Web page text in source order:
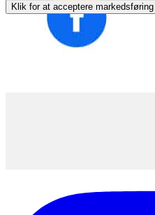
Klik for at acceptere